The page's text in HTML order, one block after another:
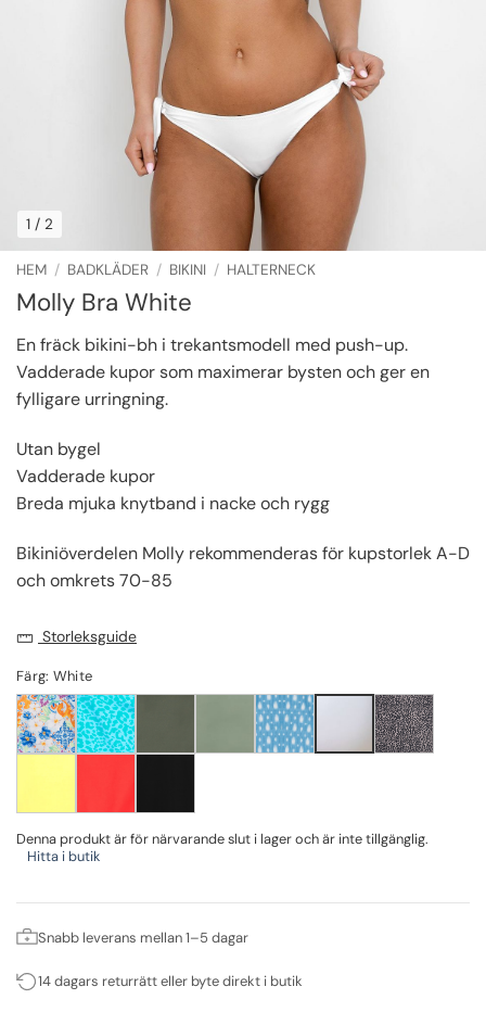
1 / 2
HEM / BADKLÄDER / BIKINI / HALTERNECK
Molly Bra White
En fräck bikini-bh i trekantsmodell med push-up.
Vadderade kupor som maximerar bysten och ger en
fylligare urringning.
Utan bygel
Vadderade kupor
Breda mjuka knytband i nacke och rygg
Bikiniöverdelen Molly rekommenderas för kupstorlek A-D
och omkrets 70-85
Storleksguide
Färg: White
Denna produkt är för närvarande slut i lager och är inte tillgänglig.
Hitta i butik
Snabb leverans mellan 1–5 dagar
14 dagars returrätt eller byte direkt i butik